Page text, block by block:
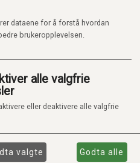
ISABELLE LAURIER
På lager
Legg i handlekurv
dataene for å forstå hvordan
brukeropplevelsen.
alle valgfrie
eller deaktivere alle valgfrie
valgte Godta alle